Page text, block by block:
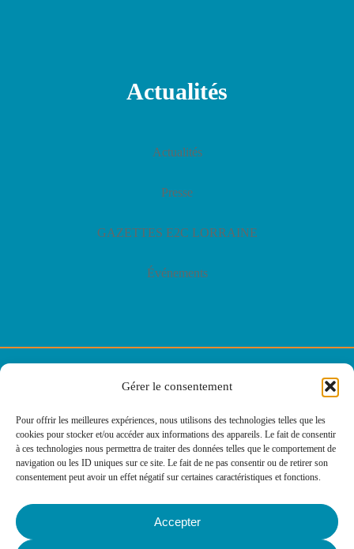
Gérer le consentement
Pour offrir les meilleures expériences, nous utilisons des technologies telles que les
cookies pour stocker et/ou accéder aux informations des appareils. Le fait de consentir
à ces technologies nous permettra de traiter des données telles que le comportement de
navigation ou les ID uniques sur ce site. Le fait de ne pas consentir ou de retirer son
consentement peut avoir un effet négatif sur certaines caractéristiques et fonctions.
Accepter
Actualités
Actualités
Presse
GAZETTES E2C LORRAINE
Événements
© E2C Lorraine
Politique des cookies
Mentions légales